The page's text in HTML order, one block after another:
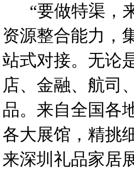
“要做特渠，来
资源整合能力，
站式对接。无论
店、金融、航司
品。来自全国各
各大展馆，精挑
来深圳礼品家居